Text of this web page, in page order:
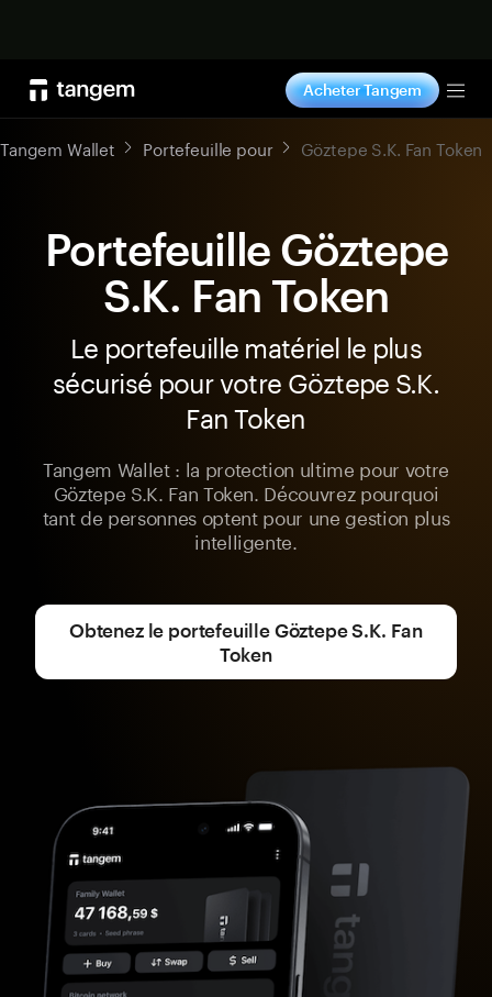
Acheter Tangem
Tangem Wallet Portefeuille pour Göztepe S.K. Fan Token
Portefeuille Göztepe
S.K. Fan Token
Le portefeuille matériel le plus
sécurisé pour votre Göztepe S.K.
Fan Token
Tangem Wallet : la protection ultime pour votre
Göztepe S.K. Fan Token. Découvrez pourquoi
tant de personnes optent pour une gestion plus
intelligente.
Obtenez le portefeuille Göztepe S.K. Fan
Token